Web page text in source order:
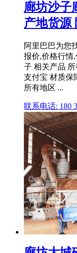
廊坊沙子
产地货源
阿里巴巴为您
报价,价格行情
子 相关产品
支付宝 材质保
所有地区 ...
联系电话: 180